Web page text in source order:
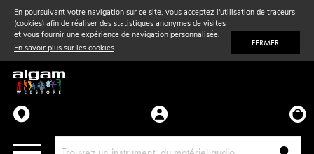
En poursuivant votre navigation sur ce site, vous acceptez l'utilisation de traceurs
(cookies) afin de réaliser des statistiques anonymes de visites
et vous fournir une expérience de navigation personnalisée.
En savoir plus sur les cookies. FERMER
Vent& Violon
Accessoires
Pièces détachées